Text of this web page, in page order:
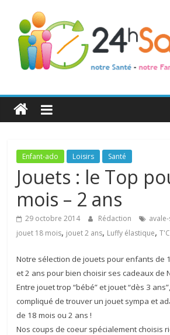
24h
Santé
La
santé
de
toute
famille
Enfant-ado Loisirs Santé
Jouets : le Top
mois – 2 ans
29 octobre 2014 Rédaction
jouet 18 mois, jouet 2 ans, Luffy élastique,
Notre sélection de jouets pour enfants de
et 2 ans pour bien choisir ses cadeaux de
Entre jouet trop “bébé” et jouet “dès 3
compliqué de trouver un jouet sympa et
de 18 mois ou 2 ans !
Nos coups de coeur spécialement choisis